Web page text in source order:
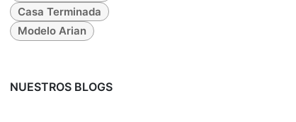
Casa Terminada
Modelo Arian
NUESTROS BLOGS